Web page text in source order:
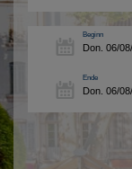
Beginn
Ende